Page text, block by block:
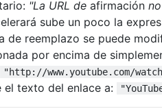
"La URL de afirmación
sube un poco la
de reemplazo se puede
por encima de
"http://www.youtube.com/
el texto del enlace a: